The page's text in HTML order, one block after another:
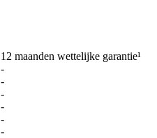
12 maanden wettelijke garantie¹
‐
‐
‐
‐
‐
‐